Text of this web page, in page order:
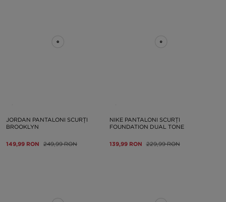
JORDAN PANTALONI SCURȚI
BROOKLYN
149,99 RON 249,99 RON
NIKE PANTALONI SCURȚI
FOUNDATION DUAL TONE
139,99 RON 229,99 RON